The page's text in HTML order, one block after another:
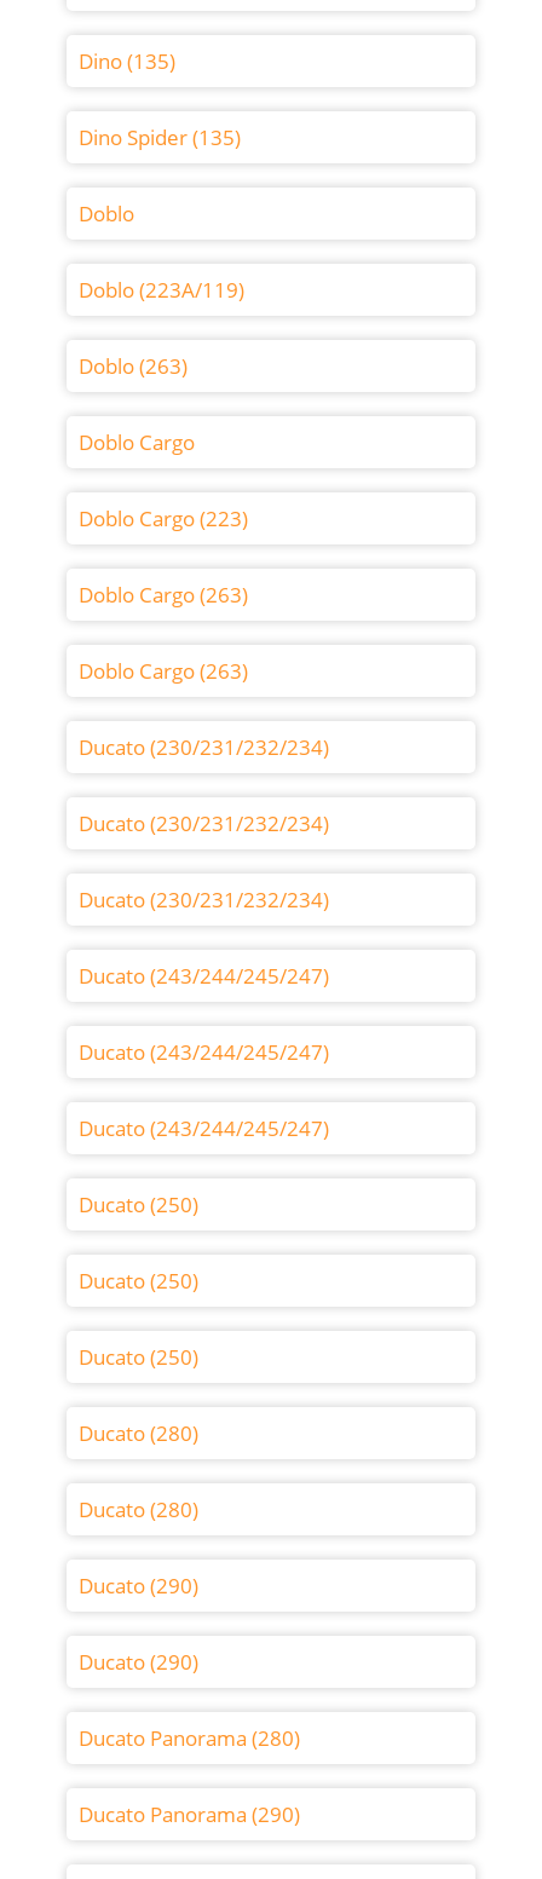
Dino (135)
Dino Spider (135)
Doblo
Doblo (223A/119)
Doblo (263)
Doblo Cargo
Doblo Cargo (223)
Doblo Cargo (263)
Doblo Cargo (263)
Ducato (230/231/232/234)
Ducato (230/231/232/234)
Ducato (230/231/232/234)
Ducato (243/244/245/247)
Ducato (243/244/245/247)
Ducato (243/244/245/247)
Ducato (250)
Ducato (250)
Ducato (250)
Ducato (280)
Ducato (280)
Ducato (290)
Ducato (290)
Ducato Panorama (280)
Ducato Panorama (290)